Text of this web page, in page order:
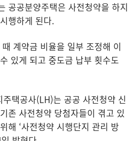
공공분양주택은 사전청약을 하지
행하게 된다.
계약금 비율을 일부 조정해 이
있게 되고 중도금 납부 횟수도
주택공사(LH)는 공공 사전청약 신
존 사전청약 당첨자들이 겪고 있
해 ‘사전청약 시행단지 관리 방